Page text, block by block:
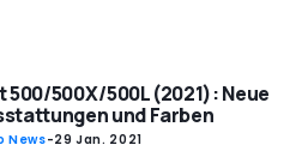
500/500X/500L (2021): Neue
und Farben
News-29 Jan. 2021